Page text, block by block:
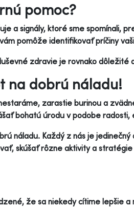
pomoc?
a signály, ktoré sme spomínali,
pomôže identifikovať príčiny
zdravie je rovnako dôležité
na dobrú náladu!
zarastie burinou a
bohatú úrodu v podobe radosti,
náladu. Každý z nás je
skúšať rôzne aktivity a stratégie
že sa niekedy cítime lepšie